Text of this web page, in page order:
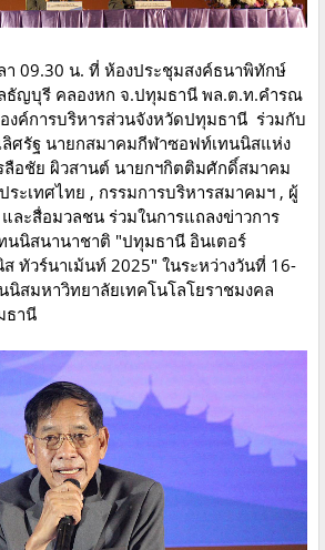
09.30 น. ที่ ห้องประชุมสงค์ธนาพิทักษ์
ธัญบุรี คลองหก จ.ปทุมธานี พล.ต.ท.คำรณ
งค์การบริหารส่วนจังหวัดปทุมธานี ร่วมกับ
ศรัฐ นายกสมาคมกีฬาซอฟท์เทนนิสแห่ง
ลือชัย ผิวสานต์ นายกฯกิตติมศักดิ์สมาคม
ะเทศไทย , กรรมการบริหารสมาคมฯ , ผู้
ละสื่อมวลชน ร่วมในการแถลงข่าวการ
นนิสนานาชาติ "ปทุมธานี อินเตอร์
ทัวร์นาเม้นท์ 2025" ในระหว่างวันที่ 16-
นิสมหาวิทยาลัยเทคโนโลโยราชมงคล
ธานี